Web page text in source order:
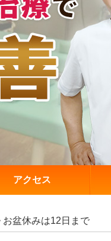
アクセス
お盆休みは12日まで